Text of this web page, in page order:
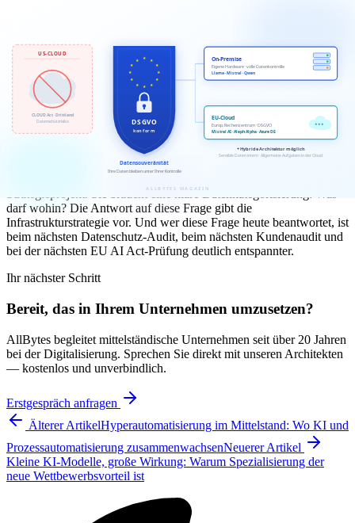
Die meisten Unternehmen werden 2026 weder rein auf US-Cloud
noch rein auf On-Premise setzen. Hybride Architekturen sind der
sinnvolle Mittelweg: Nicht-sensible Aufgaben — Textgenerierung,
öffentliche Informationen recherchieren, allgemeine Unterstützung
— laufen auf leistungsstarken Cloud-Modellen. Prozesse mit
sensiblen Daten — Vertragsanalyse, Personalentscheidungen,
Kundendaten — laufen auf europäisch gehosteten oder internen
Strategieprojekt. Sie braucht eine klare Datenkategorisierung: Was
darf wohin? Die Antwort auf diese Frage gibt die
Infrastrukturstrategie vor. Und wer diese Frage heute beantwortet, ist
beim nächsten Datenschutz-Audit, beim nächsten Kundenaudit und
bei der nächsten EU AI Act-Prüfung deutlich entspannter.
Ihr nächster Schritt
Bereit, das in Ihrem Unternehmen umzusetzen?
AllBytes begleitet mittelständische Unternehmen seit über 20 Jahren
bei der Digitalisierung. Sprechen Sie direkt mit unseren Architekten
— kostenlos und unverbindlich.
Erstgespräch anfragen
Älterer ArtikelHyperautomatisierung im Mittelstand: Wo KI und
Prozessautomatisierung zusammenwachsenNeuerer Artikel
Kleine KI-Modelle, große Wirkung: Warum Spezialisierung der
neue Wettbewerbsvorteil ist